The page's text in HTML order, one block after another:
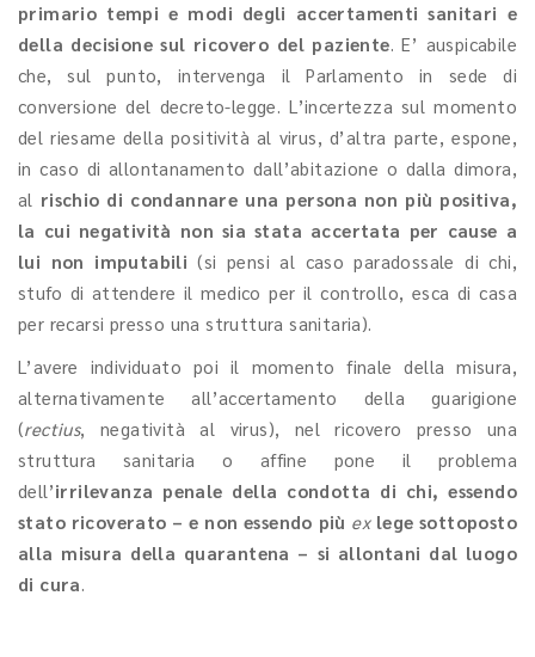
primario tempi e modi degli accertamenti sanitari e
della decisione sul ricovero del paziente. E’ auspicabile
che, sul punto, intervenga il Parlamento in sede di
conversione del decreto-legge. L’incertezza sul momento
del riesame della positività al virus, d’altra parte, espone,
in caso di allontanamento dall’abitazione o dalla dimora,
al rischio di condannare una persona non più positiva,
la cui negatività non sia stata accertata per cause a
lui non imputabili (si pensi al caso paradossale di chi,
stufo di attendere il medico per il controllo, esca di casa
per recarsi presso una struttura sanitaria).
L’avere individuato poi il momento finale della misura,
alternativamente all’accertamento della guarigione
(rectius, negatività al virus), nel ricovero presso una
struttura sanitaria o affine pone il problema
dell’irrilevanza penale della condotta di chi, essendo
stato ricoverato – e non essendo più exlege sottoposto
alla misura della quarantena – si allontani dal luogo
di cura.